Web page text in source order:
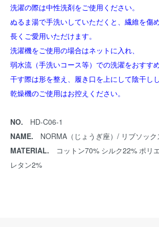
洗濯の際は中性洗剤をご使用ください。
ぬるま湯で手洗いしていただくと、繊維を傷
長くご愛用いただけます。
洗濯機をご使用の場合はネットに入れ、
弱水流（手洗いコース等）での洗濯をおすす
干す際は形を整え、履き口を上にして陰干し
乾燥機のご使用はお控えください。
NO. HD-C06-1
NAME. NORMA（じょうぎ座）/ リブソック
MATERIAL. コットン70% シルク22% ポリ
レタン2%